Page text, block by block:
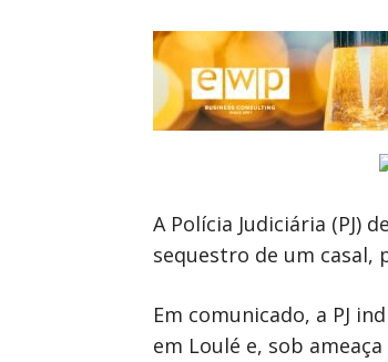
A Polícia Judiciária (PJ)
sequestro de um casal,
Em comunicado, a PJ
em Loulé e, sob